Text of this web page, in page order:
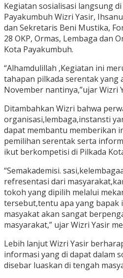
Kegiatan sosialisasi langsung
Payakumbuh Wizri Yasir,
dan Sekretaris Beni Mustika,
28 OKP, Ormas, Lembaga dan
Kota Payakumbuh.
“Alhamdulillah ,Kegiatan ini
tahapan pilkada serentak yang
November nantinya,”ujar Wizri
Ditambahkan Wizri bahwa
organisasi,lembaga,instansti
dapat membantu memberikan
pemilihan serentak serta
ikut berkompetisi di Pilkada
“Semakademisi.
refresentasi dari
tokoh yang dipilih melalui
tersebut,tentu apa yang bapak
masyakat akan sangat
masyarakat,” ujar Wizri Yasir
Lebih lanjut Wizri Yasir
informasi yang di dapat dalam
disebar luaskan di tengah